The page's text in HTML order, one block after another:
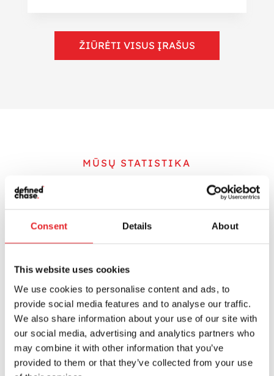
Consent Details About
This website uses cookies
We use cookies to personalise content and ads, to
provide social media features and to analyse our traffic.
We also share information about your use of our site with
our social media, advertising and analytics partners who
may combine it with other information that you’ve
provided to them or that they’ve collected from your use
ŽIŪRĖTI VISUS ĮRAŠUS
MŪSŲ STATISTIKA
Reikšmingiausi
agentūros
250M+